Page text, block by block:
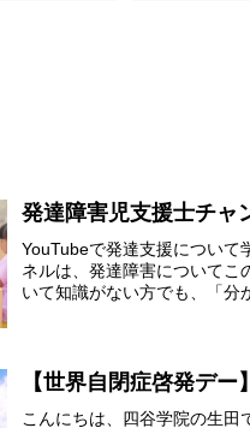
発達障害児支援士チャ
YouTubeで発達支援について
ネルは、発達障害についてこ
いて知識がない方でも、「分
【世界自閉症啓発デ
こんにちは、四谷学院の生田